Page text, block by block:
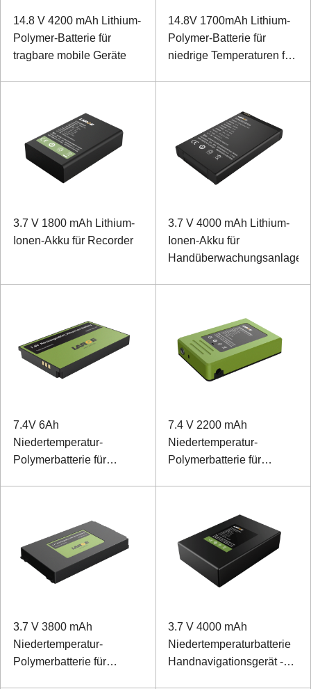
14.8 V 4200 mAh Lithium-
Polymer-Batterie für
tragbare mobile Geräte
14.8V 1700mAh Lithium-
Polymer-Batterie für
niedrige Temperaturen für
3.7 V 1800 mAh Lithium-
Ionen-Akku für Recorder
3.7 V 4000 mAh Lithium-
Ionen-Akku für
Handüberwachungsanlage
7.4V 6Ah
Niedertemperatur-
Polymerbatterie für
7.4 V 2200 mAh
Niedertemperatur-
Polymerbatterie für
3.7 V 3800 mAh
Niedertemperatur-
Polymerbatterie für
3.7 V 4000 mAh
Niedertemperaturbatterie
Handnavigationsgerät -40